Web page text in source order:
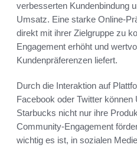
verbesserten Kundenbindung
Umsatz. Eine starke Online-
direkt mit ihrer Zielgruppe zu
Engagement erhöht und
Kundenpräferenzen liefert.
Durch die Interaktion auf
Facebook oder Twitter
Starbucks nicht nur ihre
Community-Engagement
wichtig es ist, in sozialen